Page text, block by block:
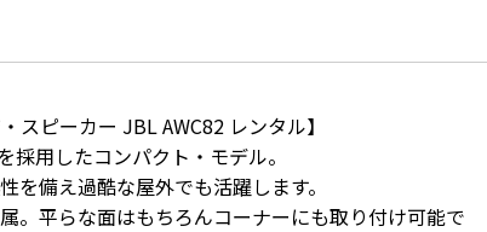
スピーカー JBL AWC82 レンタル】
用したコンパクト・モデル。
備え過酷な屋外でも活躍します。
。平らな面はもちろんコーナーにも取り付け可能で